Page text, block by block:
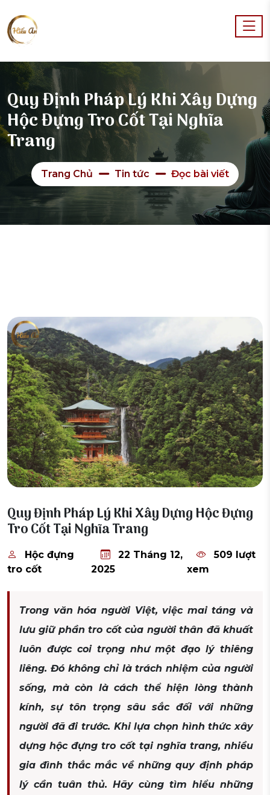
Quy Định Pháp Lý Khi Xây Dựng
Hộc Đựng Tro Cốt Tại Nghĩa
Trang
Trang Chủ Tin tức Đọc bài viết
Quy Định Pháp Lý Khi Xây Dựng Hộc Đựng
Tro Cốt Tại Nghĩa Trang
Hộc đựng
tro cốt
22 Tháng 12,
2025
509 lượt
xem
Trong văn hóa người Việt, việc mai táng và
lưu giữ phần tro cốt của người thân đã khuất
luôn được coi trọng như một đạo lý thiêng
liêng. Đó không chỉ là trách nhiệm của người
sống, mà còn là cách thể hiện lòng thành
kính, sự tôn trọng sâu sắc đối với những
người đã đi trước. Khi lựa chọn hình thức xây
dựng hộc đựng tro cốt tại nghĩa trang, nhiều
gia đình thắc mắc về những quy định pháp
lý cần tuân thủ. Hãy cùng tìm hiểu những